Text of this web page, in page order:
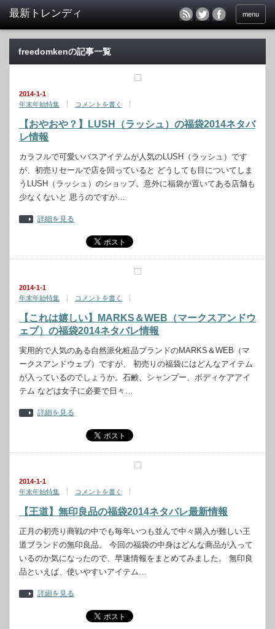
menu
freedomkenの記事一覧
2014-1-1
年末年始特集
コメントを書く
【おやおや？】LUSH（ラッシュ）の福袋2014ネタバ
レ情報
カラフルで可愛いバスアイテムが人気のLUSH（ラッシュ）です
が、初売りセールで店を回っていると どうしても目についてしま
うLUSH（ラッシュ）のショップ。意外に福袋が置いてある店舗も
少なくないと 思うのですが…
詳細を見る
2014-1-1
年末年始特集
コメントを書く
【これは嬉しい】MARKS＆WEB（マークスアンドウ
ェブ）の福袋2014ネタバレ情報
実用的で人気のある自然派化粧品ブランドのMARKS＆WEB（マ
ークスアンドウェブ）ですが、 初売りの福袋にはどんなアイテム
が入っているのでしょうか。石鹸、シャンプー、ボディケアアイ
テム などは女子に必要で日々…
詳細を見る
2014-1-1
年末年始特集
コメントを書く
【王道】無印良品の福袋2014ネタバレ最新情報
正月の初売り商戦の中でも毎年いつも並んで中々購入が難しい王
道ブランドの無印良品。 今回の福袋の中身はどんな商品が入って
いるのか気になったので、早速情報をまとめてみました。 無印良
品といえば、使いやすいアイテム…
詳細を見る